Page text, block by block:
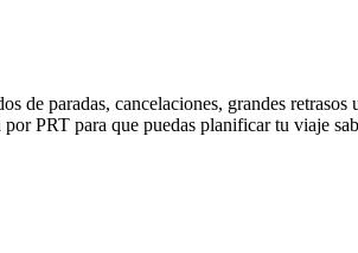
de paradas, cancelaciones, grandes retrasos
PRT para que puedas planificar tu viaje